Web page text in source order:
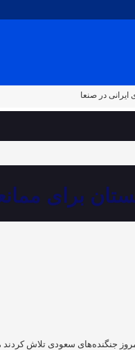
ایرانی در صنعا
برای
جنگنده‌های سعودی تلاش کردند